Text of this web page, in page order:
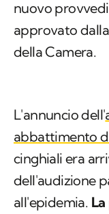
nuovo
approvato
della Camera.
L'annuncio dell'
abbattimento
cinghiali era
dell'audizione
all'epidemia.